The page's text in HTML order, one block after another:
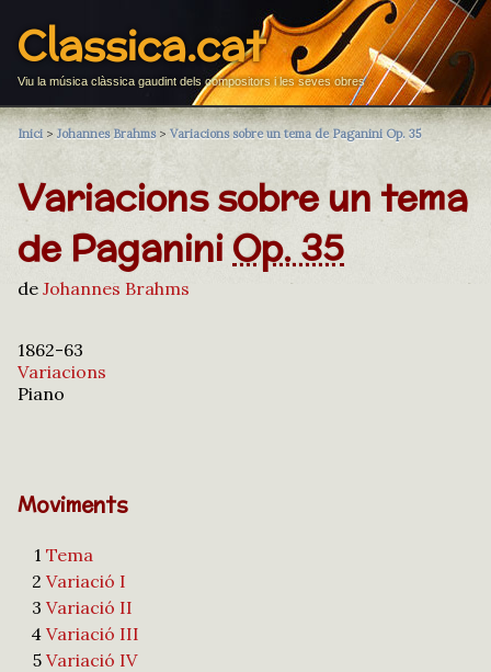
Classica.cat
Viu la música clàssica gaudint dels compositors i les seves obres
Inici > Johannes Brahms> Variacions sobre un tema de Paganini Op. 35
Variacions sobre un tema
de PaganiniOp. 35
de Johannes Brahms
1862-63
Variacions
Piano
Moviments
1 Tema
2 Variació I
3 Variació II
4 Variació III
5 Variació IV